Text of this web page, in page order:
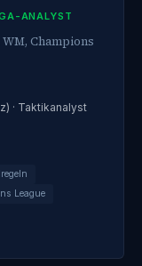
ANALYST
Champions
· Taktikanalyst
League